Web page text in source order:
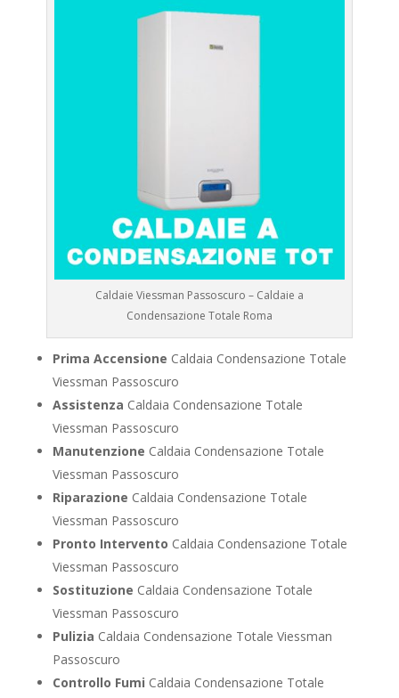
Caldaie Viessman Passoscuro – Caldaie a
Condensazione Totale Roma
Prima Accensione Caldaia Condensazione Totale
Viessman Passoscuro
Assistenza Caldaia Condensazione Totale
Viessman Passoscuro
Manutenzione Caldaia Condensazione Totale
Viessman Passoscuro
Riparazione Caldaia Condensazione Totale
Viessman Passoscuro
Pronto Intervento Caldaia Condensazione Totale
Viessman Passoscuro
Sostituzione Caldaia Condensazione Totale
Viessman Passoscuro
Pulizia Caldaia Condensazione Totale Viessman
Passoscuro
Controllo Fumi Caldaia Condensazione Totale